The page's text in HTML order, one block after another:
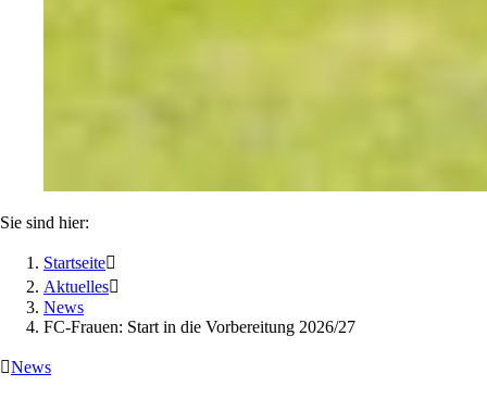
Sie sind hier:
Startseite
Aktuelles
News
FC-Frauen: Start in die Vorbereitung 2026/27
News